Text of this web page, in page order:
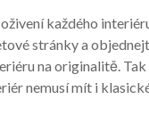
každého
stránky a
na originalitě.
nemusí mít i